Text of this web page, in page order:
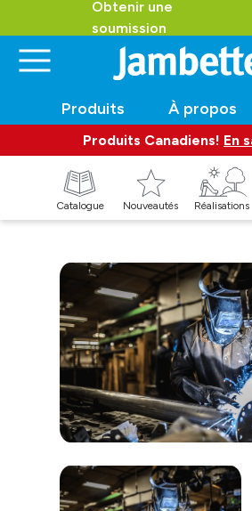
Obtenir une
soumission
Produits À propos
Produits Canadiens! En
Catalogue Nouveautés Réalisations